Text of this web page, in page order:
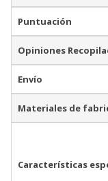
Puntuación
Opiniones
Envío
Materiales de
Características